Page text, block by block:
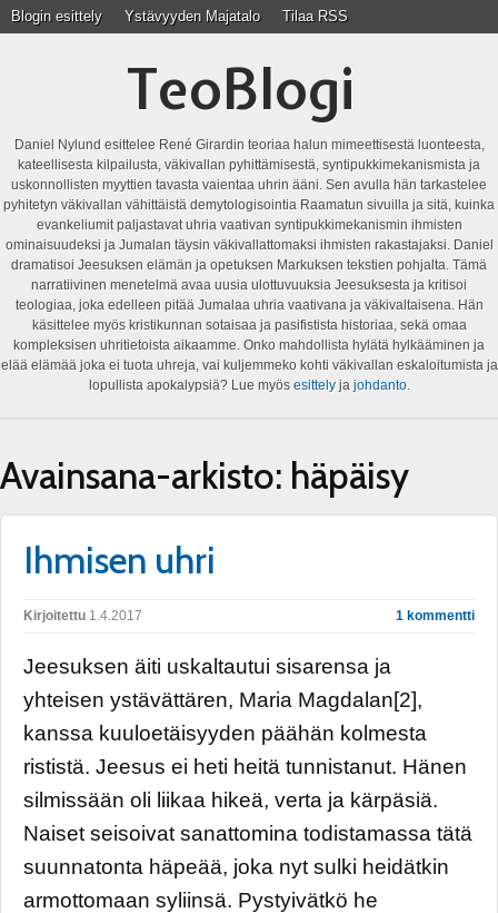
Blogin esittely Ystävyyden Majatalo Tilaa RSS
TeoBlogi
Daniel Nylund esittelee René Girardin teoriaa halun mimeettisestä luonteesta,
kateellisesta kilpailusta, väkivallan pyhittämisestä, syntipukkimekanismista ja
uskonnollisten myyttien tavasta vaientaa uhrin ääni. Sen avulla hän tarkastelee
pyhitetyn väkivallan vähittäistä demytologisointia Raamatun sivuilla ja sitä, kuinka
evankeliumit paljastavat uhria vaativan syntipukkimekanismin ihmisten
ominaisuudeksi ja Jumalan täysin väkivallattomaksi ihmisten rakastajaksi. Daniel
dramatisoi Jeesuksen elämän ja opetuksen Markuksen tekstien pohjalta. Tämä
narratiivinen menetelmä avaa uusia ulottuvuuksia Jeesuksesta ja kritisoi
teologiaa, joka edelleen pitää Jumalaa uhria vaativana ja väkivaltaisena. Hän
käsittelee myös kristikunnan sotaisaa ja pasifistista historiaa, sekä omaa
kompleksisen uhritietoista aikaamme. Onko mahdollista hylätä hylkääminen ja
elää elämää joka ei tuota uhreja, vai kuljemmeko kohti väkivallan eskaloitumista ja
lopullista apokalypsiä? Lue myös esittelyja johdanto.
Avainsana-arkisto: häpäisy
Ihmisen uhri
Kirjoitettu 1.4.2017 1 kommentti
Jeesuksen äiti uskaltautui sisarensa ja
yhteisen ystävättären, Maria Magdalan[2],
kanssa kuuloetäisyyden päähän kolmesta
rististä. Jeesus ei heti heitä tunnistanut. Hänen
silmissään oli liikaa hikeä, verta ja kärpäsiä.
Naiset seisoivat sanattomina todistamassa tätä
suunnatonta häpeää, joka nyt sulki heidätkin
armottomaan syliinsä. Pystyivätkö he